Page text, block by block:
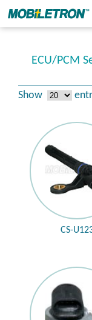
ECU/PCM
Show
CS-